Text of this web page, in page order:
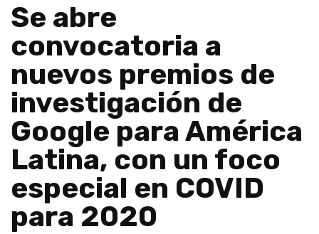
Se abre
convocatoria a
nuevos premios de
investigación de
Google para América
Latina, con un foco
especial en COVID
para 2020